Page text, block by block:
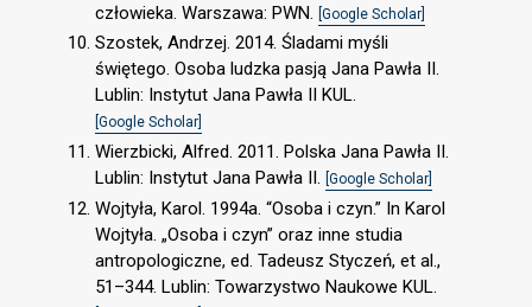
człowieka. Warszawa: PWN.
[Google Scholar]
Szostek, Andrzej. 2014. Śladami myśli
świętego. Osoba ludzka pasją Jana Pawła II.
Lublin: Instytut Jana Pawła II KUL.
[Google Scholar]
Wierzbicki, Alfred. 2011. Polska Jana Pawła II.
Lublin: Instytut Jana Pawła II. [Google Scholar]
Wojtyła, Karol. 1994a. “Osoba i czyn.” In Karol
Wojtyła. „Osoba i czyn” oraz inne studia
antropologiczne, ed. Tadeusz Styczeń, et al.,
51–344. Lublin: Towarzystwo Naukowe KUL.